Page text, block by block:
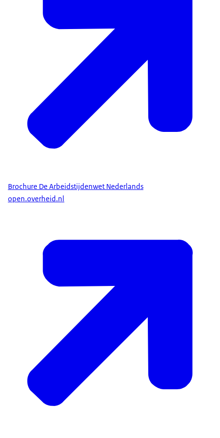
Brochure De Arbeidstijdenwet Nederlands
open.overheid.nl